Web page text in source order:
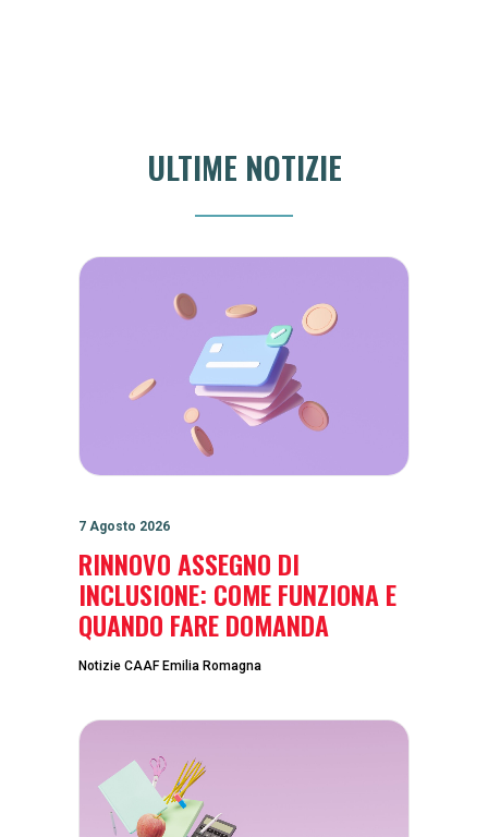
ULTIME NOTIZIE
7 Agosto 2026
RINNOVO ASSEGNO DI
INCLUSIONE: COME FUNZIONA E
QUANDO FARE DOMANDA
Notizie CAAF Emilia Romagna